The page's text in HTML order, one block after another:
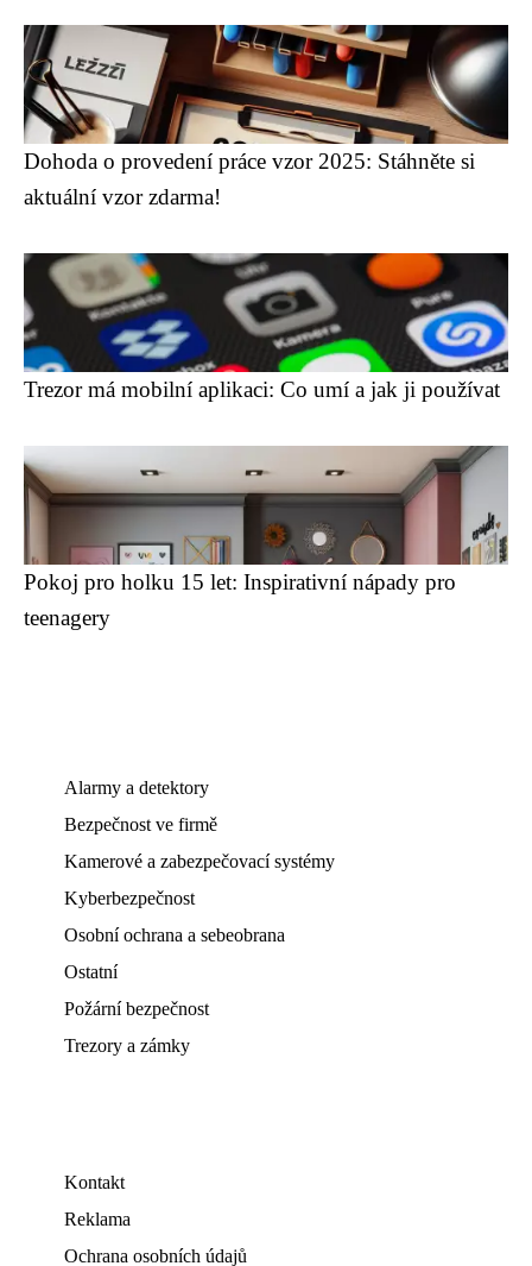
Dohoda o provedení práce vzor 2025: Stáhněte si
aktuální vzor zdarma!
Trezor má mobilní aplikaci: Co umí a jak ji používat
Pokoj pro holku 15 let: Inspirativní nápady pro
teenagery
Alarmy a detektory
Bezpečnost ve firmě
Kamerové a zabezpečovací systémy
Kyberbezpečnost
Osobní ochrana a sebeobrana
Ostatní
Požární bezpečnost
Trezory a zámky
Kontakt
Reklama
Ochrana osobních údajů